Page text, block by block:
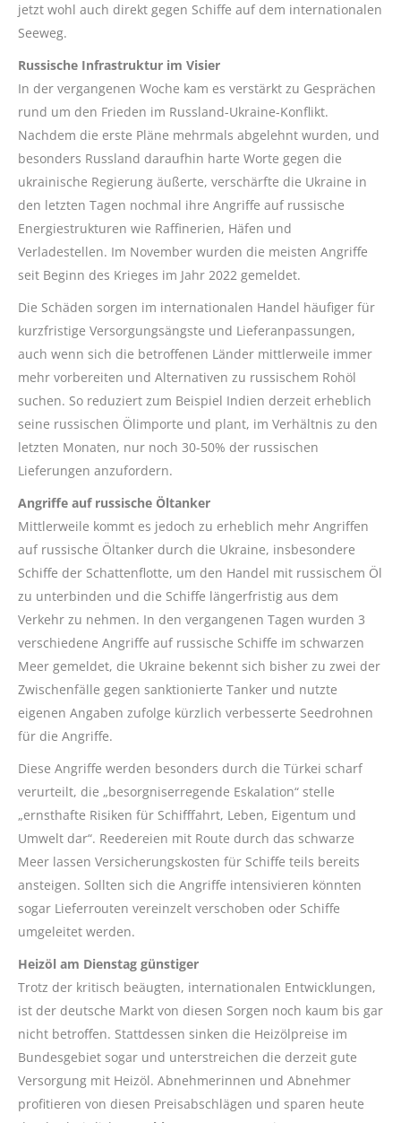
jetzt wohl auch direkt gegen Schiffe auf dem internationalen
Seeweg.
Russische Infrastruktur im Visier
In der vergangenen Woche kam es verstärkt zu Gesprächen
rund um den Frieden im Russland-Ukraine-Konflikt.
Nachdem die erste Pläne mehrmals abgelehnt wurden, und
besonders Russland daraufhin harte Worte gegen die
ukrainische Regierung äußerte, verschärfte die Ukraine in
den letzten Tagen nochmal ihre Angriffe auf russische
Energiestrukturen wie Raffinerien, Häfen und
Verladestellen. Im November wurden die meisten Angriffe
seit Beginn des Krieges im Jahr 2022 gemeldet.
Die Schäden sorgen im internationalen Handel häufiger für
kurzfristige Versorgungsängste und Lieferanpassungen,
auch wenn sich die betroffenen Länder mittlerweile immer
mehr vorbereiten und Alternativen zu russischem Rohöl
suchen. So reduziert zum Beispiel Indien derzeit erheblich
seine russischen Ölimporte und plant, im Verhältnis zu den
letzten Monaten, nur noch 30-50% der russischen
Lieferungen anzufordern.
Angriffe auf russische Öltanker
Mittlerweile kommt es jedoch zu erheblich mehr Angriffen
auf russische Öltanker durch die Ukraine, insbesondere
Schiffe der Schattenflotte, um den Handel mit russischem Öl
zu unterbinden und die Schiffe längerfristig aus dem
Verkehr zu nehmen. In den vergangenen Tagen wurden 3
verschiedene Angriffe auf russische Schiffe im schwarzen
Meer gemeldet, die Ukraine bekennt sich bisher zu zwei der
Zwischenfälle gegen sanktionierte Tanker und nutzte
eigenen Angaben zufolge kürzlich verbesserte Seedrohnen
für die Angriffe.
Diese Angriffe werden besonders durch die Türkei scharf
verurteilt, die „besorgniserregende Eskalation“ stelle
„ernsthafte Risiken für Schifffahrt, Leben, Eigentum und
Umwelt dar“. Reedereien mit Route durch das schwarze
Meer lassen Versicherungskosten für Schiffe teils bereits
ansteigen. Sollten sich die Angriffe intensivieren könnten
sogar Lieferrouten vereinzelt verschoben oder Schiffe
umgeleitet werden.
Heizöl am Dienstag günstiger
Trotz der kritisch beäugten, internationalen Entwicklungen,
ist der deutsche Markt von diesen Sorgen noch kaum bis gar
nicht betroffen. Stattdessen sinken die Heizölpreise im
Bundesgebiet sogar und unterstreichen die derzeit gute
Versorgung mit Heizöl. Abnehmerinnen und Abnehmer
profitieren von diesen Preisabschlägen und sparen heute